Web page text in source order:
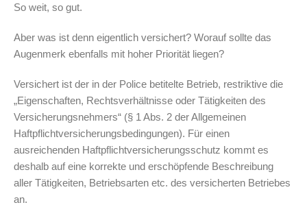
So weit, so gut.
Aber was ist denn eigentlich versichert? Worauf sollte das
Augenmerk ebenfalls mit hoher Priorität liegen?
Versichert ist der in der Police betitelte Betrieb, restriktive die
„Eigenschaften, Rechtsverhältnisse oder Tätigkeiten des
Versicherungsnehmers“ (§ 1 Abs. 2 der Allgemeinen
Haftpflichtversicherungsbedingungen). Für einen
ausreichenden Haftpflichtversicherungsschutz kommt es
deshalb auf eine korrekte und erschöpfende Beschreibung
aller Tätigkeiten, Betriebsarten etc. des versicherten Betriebes
an.